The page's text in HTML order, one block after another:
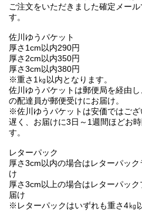
ご注文をいただきました確定メー
す。
佐川ゆうパケット
厚さ1cm以内290円
厚さ2cm以内350円
厚さ3cm以内380円
※重さ1㎏以内となります。
佐川ゆうパケットは郵便局を経由
の配達員が郵便受けにお届け。
※佐川ゆうパケットは安価ではご
遅く、お届けに3日～1週間ほどお
す。
レターパック
厚さ3cm以内の場合はレターパッ
け
厚さ3cm以上の場合はレターパッ
届け
※レターパックはいずれも重さ4㎏